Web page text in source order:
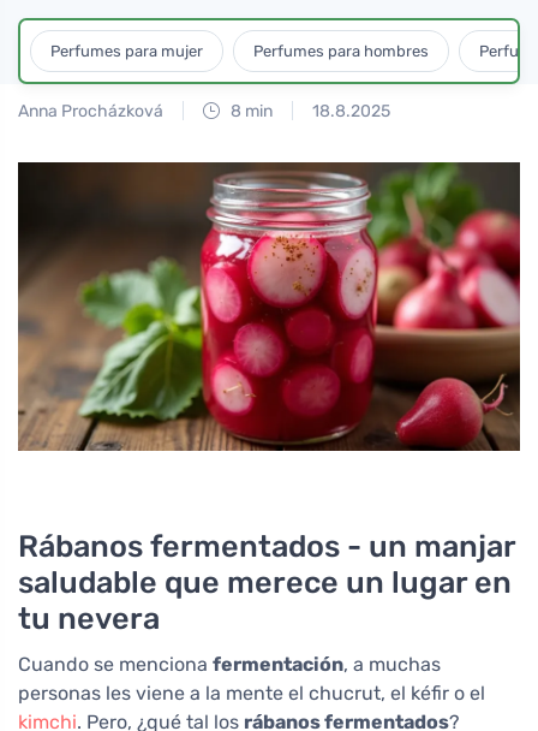
Perfumes para mujer Perfumes para hombres
Anna Procházková 8 min 18.8.2025
Rábanos fermentados - un manjar
saludable que merece un lugar en
tu nevera
Cuando se menciona fermentación, a muchas
personas les viene a la mente el chucrut, el kéfir o el
kimchi. Pero, ¿qué tal los rábanos fermentados?